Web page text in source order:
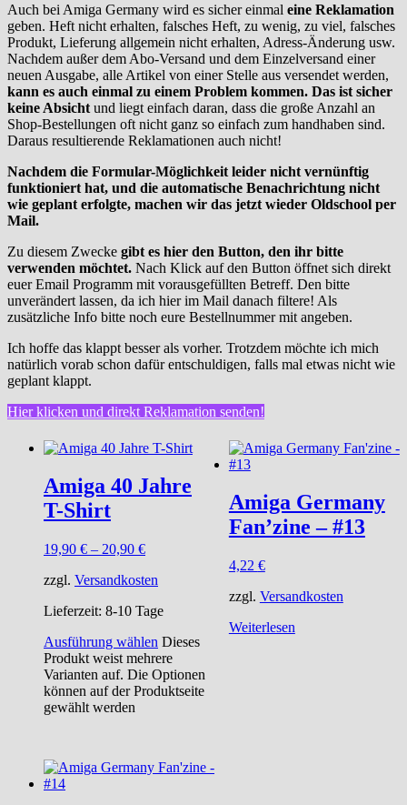
Auch bei Amiga Germany wird es sicher einmal eine Reklamation
geben. Heft nicht erhalten, falsches Heft, zu wenig, zu viel, falsches
Produkt, Lieferung allgemein nicht erhalten, Adress-Änderung usw.
Nachdem außer dem Abo-Versand und dem Einzelversand einer
neuen Ausgabe, alle Artikel von einer Stelle aus versendet werden,
kann es auch einmal zu einem Problem kommen. Das ist sicher
keine Absicht und liegt einfach daran, dass die große Anzahl an
Shop-Bestellungen oft nicht ganz so einfach zum handhaben sind.
Daraus resultierende Reklamationen auch nicht!
Nachdem die Formular-Möglichkeit leider nicht vernünftig
funktioniert hat, und die automatische Benachrichtung nicht
wie geplant erfolgte, machen wir das jetzt wieder Oldschool per
Mail.
Zu diesem Zwecke gibt es hier den Button, den ihr bitte
verwenden möchtet. Nach Klick auf den Button öffnet sich direkt
euer Email Programm mit vorausgefüllten Betreff. Den bitte
unverändert lassen, da ich hier im Mail danach filtere! Als
zusätzliche Info bitte noch eure Bestellnummer mit angeben.
Ich hoffe das klappt besser als vorher. Trotzdem möchte ich mich
natürlich vorab schon dafür entschuldigen, falls mal etwas nicht wie
geplant klappt.
Hier klicken und direkt Reklamation senden!
Amiga 40 Jahre
T-Shirt
19,90 € – 20,90 €
zzgl. Versandkosten
Lieferzeit: 8-10 Tage
Ausführung wählen Dieses
Produkt weist mehrere
Varianten auf. Die Optionen
können auf der Produktseite
gewählt werden
Amiga Germany
Fan’zine – #13
4,22 €
zzgl. Versandkosten
Weiterlesen